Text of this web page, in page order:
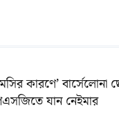
কারণে’ বার্সেলোনা
যান নেইমার